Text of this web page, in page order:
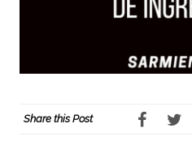
Share this Post